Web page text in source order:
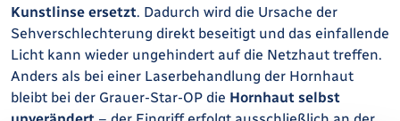
Kunstlinse ersetzt. Dadurch wird die Ursache der
Sehverschlechterung direkt beseitigt und das einfallende
Licht kann wieder ungehindert auf die Netzhaut treffen.
Anders als bei einer Laserbehandlung der Hornhaut
bleibt bei der Grauer-Star-OP die Hornhaut selbst